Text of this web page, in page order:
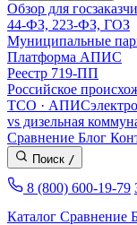
Обзор для
44-ФЗ, 223-ФЗ, ГОЗ
Муниципальные
Платформа АПИС
Реестр 719-ПП
Российское
TCO · АПИСэлектро
vs дизельная
Сравнение Блог
Поиск /
8 (800) 600-19-79
Каталог Сравнение